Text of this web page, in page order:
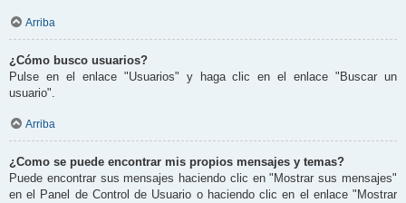
Arriba
¿Cómo busco usuarios?
Pulse en el enlace "Usuarios" y haga clic en el enlace "Buscar un
usuario".
Arriba
¿Como se puede encontrar mis propios mensajes y temas?
Puede encontrar sus mensajes haciendo clic en "Mostrar sus mensajes"
en el Panel de Control de Usuario o haciendo clic en el enlace "Mostrar